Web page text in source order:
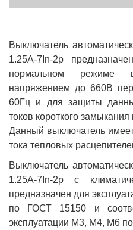
Выключатель
1.25А-7In-2р
нормальном режиме
напряжением до 660В
60Гц и для защиты
токов короткого замыкания
Данный выключатель
тока тепловых
Выключатель
1.25А-7In-2р с
предназначен для
по ГОСТ 15150 и
эксплуатации М3, М4, М6